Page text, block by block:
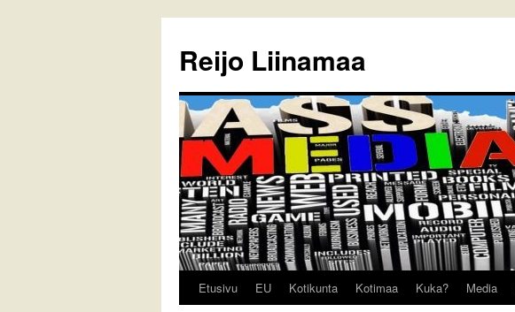
Reijo Liinamaa
Siirry
Etusivu EU Kotikunta Kotimaa Kuka? Media